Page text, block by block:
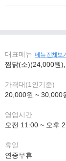
대표메뉴 메뉴 전체보기
찜닭(소)(24,000원
가격대(1인기준)
20,000원 ~ 30,000
영업시간
오전 11:00 ~ 오후
휴일
연중무휴